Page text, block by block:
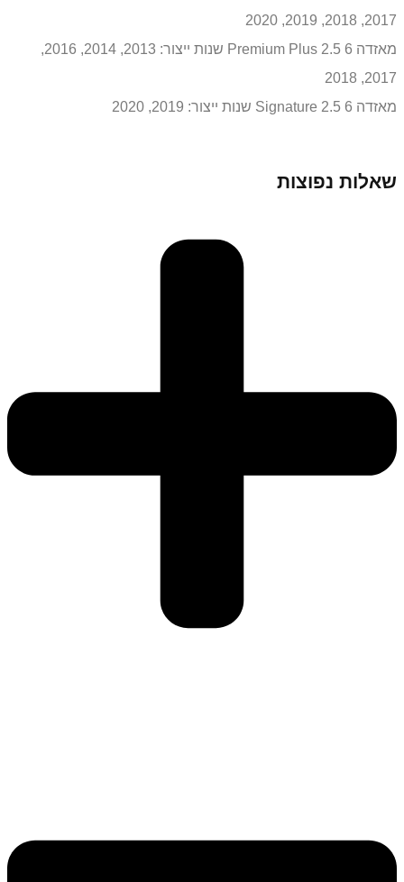
2017, 2018, 2019, 2020
מאזדה 6 2.5 Premium Plus שנות ייצור: 2013, 2014, 2016,
2017, 2018
מאזדה 6 2.5 Signature שנות ייצור: 2019, 2020
שאלות נפוצות